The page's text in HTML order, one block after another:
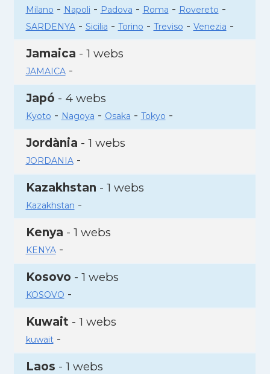
Milano - Napoli - Padova - Roma - Rovereto -
SARDENYA- Sicilia - Torino - Treviso - Venezia -
Jamaica - 1 webs
JAMAICA-
Japó - 4 webs
Kyoto - Nagoya - Osaka - Tokyo -
Jordània - 1 webs
JORDANIA-
Kazakhstan - 1 webs
Kazakhstan -
Kenya - 1 webs
KENYA-
Kosovo - 1 webs
KOSOVO -
Kuwait - 1 webs
kuwait-
Laos - 1 webs